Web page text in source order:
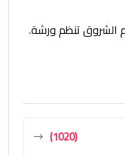
الشروق تنظم ورشة.
(1020)